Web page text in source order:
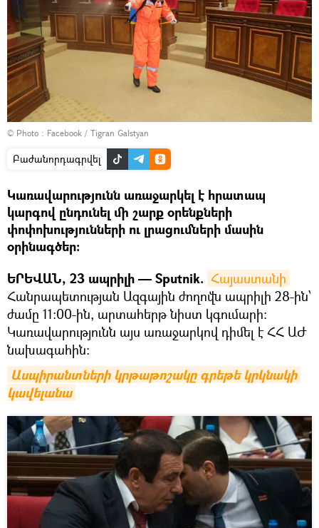
© Photo : Facebook / Tigran Galstyan
Բաժանորդագրվել
Կառավարությունն առաջարկել է հրատապ
կարգով ընդունել մի շարք օրենքների
փոփոխությունների ու լրացումների մասին
օրինագծեր:
ԵՐԵՎԱՆ, 23 ապրիլի — Sputnik. Հայաստանի
Հանրապետության Ազգային ժողովն ապրիլի 28-ին՝
ժամը 11:00-ին, արտահերթ նիստ կգումարի:
Կառավարությունն այս առաջարկով դիմել է ՀՀ ԱԺ
նախագահին:
Ասպիրանտների կրթաթոշակը գրեթե կրկնակի
կավելանա